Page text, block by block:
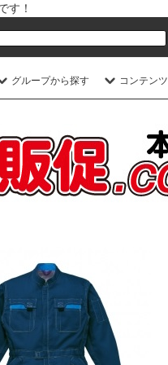
す！
グループから探す コンテン